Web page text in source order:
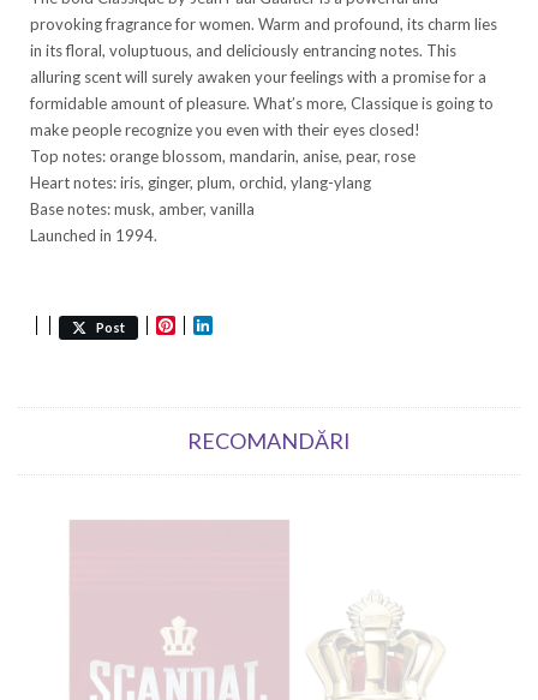
provoking fragrance for women. Warm and profound, its charm lies
in its floral, voluptuous, and deliciously entrancing notes. This
alluring scent will surely awaken your feelings with a promise for a
formidable amount of pleasure. What’s more, Classique is going to
make people recognize you even with their eyes closed!
Top notes: orange blossom, mandarin, anise, pear, rose
Heart notes: iris, ginger, plum, orchid, ylang-ylang
Base notes: musk, amber, vanilla
Launched in 1994.
Post Pinterest
RECOMANDĂRI